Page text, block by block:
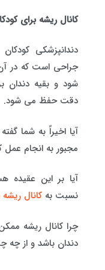
کانال ریشه برای
دندانپزشکی
جراحی است که در
شود و بقیه دندان
دقت حفظ می شود.
آیا اخیراً به شما
مجبور به انجام عمل
آیا بر این عقیده
نسبت به کانال
چرا کانال ریشه
دندان باشد و از چه